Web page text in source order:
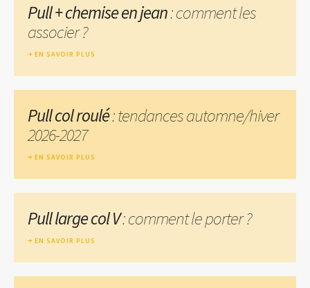
Pull + chemise en jean: comment les
associer ?
EN SAVOIR PLUS
Pull col roulé: tendances automne/hiver
2026-2027
EN SAVOIR PLUS
Pull large col V: comment le porter ?
EN SAVOIR PLUS